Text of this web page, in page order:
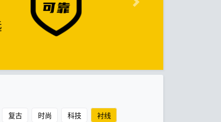
复古 时尚 科技 衬线